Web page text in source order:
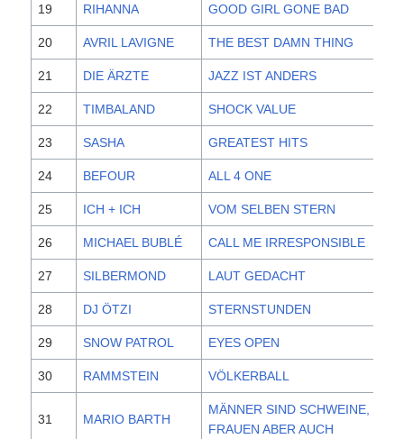
19 RIHANNA GOOD GIRL GONE BAD
20 AVRIL LAVIGNE THE BEST DAMN THING
21 DIE ÄRZTE JAZZ IST ANDERS
22 TIMBALAND SHOCK VALUE
23 SASHA GREATEST HITS
24 BEFOUR ALL 4 ONE
25 ICH + ICH VOM SELBEN STERN
26 MICHAEL BUBLÉ CALL ME IRRESPONSIBLE
27 SILBERMOND LAUT GEDACHT
28 DJ ÖTZI STERNSTUNDEN
29 SNOW PATROL EYES OPEN
30 RAMMSTEIN VÖLKERBALL
31 MARIO BARTH
MÄNNER SIND SCHWEINE,
FRAUEN ABER AUCH